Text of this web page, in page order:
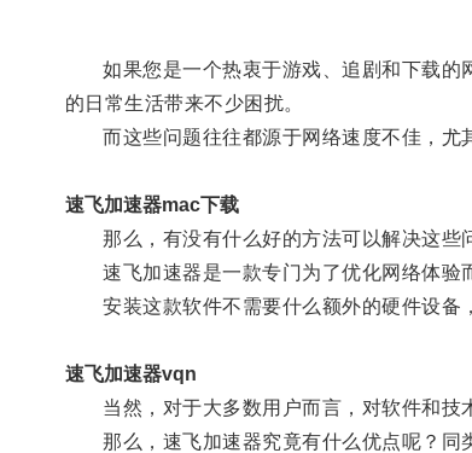
如果您是一个热衷于游戏、追剧和下载的
的日常生活带来不少困扰。
而这些问题往往都源于网络速度不佳，尤
速飞加速器mac下载
那么，有没有什么好的方法可以解决这些问
速飞加速器是一款专门为了优化网络体验而
安装这款软件不需要什么额外的硬件设备
速飞加速器vqn
当然，对于大多数用户而言，对软件和技
那么，速飞加速器究竟有什么优点呢？同